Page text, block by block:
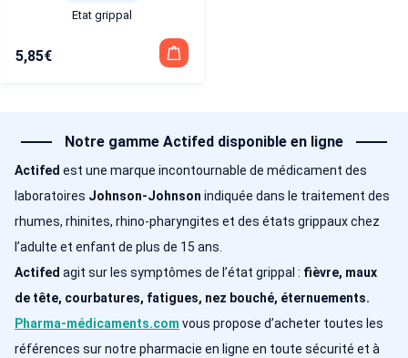
Etat grippal
5,85€
Notre gamme Actifed disponible en ligne
Actifed est une marque incontournable de médicament des
laboratoires Johnson-Johnson indiquée dans le traitement des
rhumes, rhinites, rhino-pharyngites et des états grippaux chez
l’adulte et enfant de plus de 15 ans.
Actifed agit sur les symptômes de l’état grippal : fièvre, maux
de tête, courbatures, fatigues, nez bouché, éternuements.
Pharma-médicaments.com vous propose d’acheter toutes les
références sur notre pharmacie en ligne en toute sécurité et à